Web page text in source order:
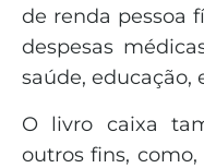
de renda pessoa
despesas
saúde, educação,
O livro caixa
outros fins,